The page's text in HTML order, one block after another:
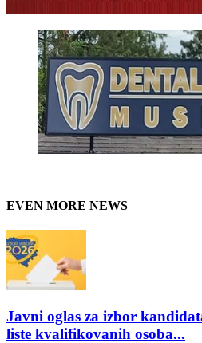
EVEN MORE NEWS
Javni oglas za izbor
liste kvalifikovanih osoba...